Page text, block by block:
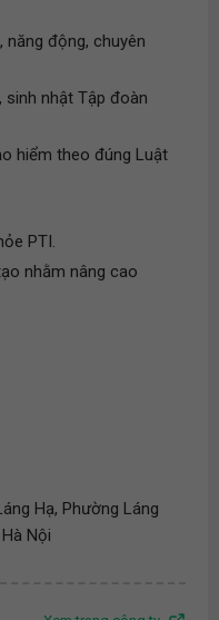
động, chuyên
sinh nhật Tập đoàn
hiểm theo đúng Luật
PTI.
nhằm nâng cao
Hạ, Phường Láng
Nội